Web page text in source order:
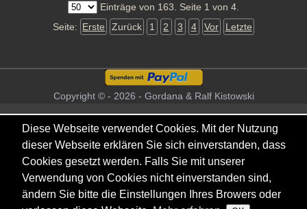
Einträge von 163. Seite 1 von 4.
Seite: Erste Zurück 1 2 3 4 Vor Letzte
Copyright © - 2026 - Gordana & Ralf Kistowski
Diese Webseite verwendet Cookies. Mit der Nutzung
dieser Webseite erklären Sie sich einverstanden, dass
Cookies gesetzt werden. Falls Sie mit unserer
Verwendung von Cookies nicht einverstanden sind,
ändern Sie bitte die Einstellungen Ihres Browers oder